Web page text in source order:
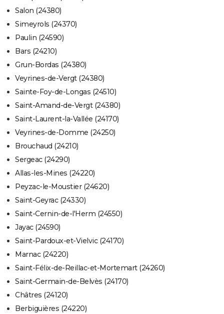
Salon (24380)
Simeyrols (24370)
Paulin (24590)
Bars (24210)
Grun-Bordas (24380)
Veyrines-de-Vergt (24380)
Sainte-Foy-de-Longas (24510)
Saint-Amand-de-Vergt (24380)
Saint-Laurent-la-Vallée (24170)
Veyrines-de-Domme (24250)
Brouchaud (24210)
Sergeac (24290)
Allas-les-Mines (24220)
Peyzac-le-Moustier (24620)
Saint-Geyrac (24330)
Saint-Cernin-de-l'Herm (24550)
Jayac (24590)
Saint-Pardoux-et-Vielvic (24170)
Marnac (24220)
Saint-Félix-de-Reillac-et-Mortemart (24260)
Saint-Germain-de-Belvès (24170)
Châtres (24120)
Berbiguières (24220)